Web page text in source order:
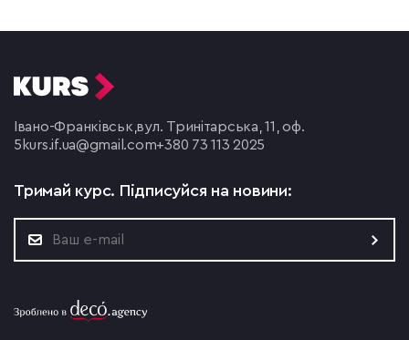
Івано-Франківськ, вул. Тринітарська, 11, оф.
5 kurs.if.ua@gmail.com+380 73 113 2025
Тримай курс. Підписуйся на новини: